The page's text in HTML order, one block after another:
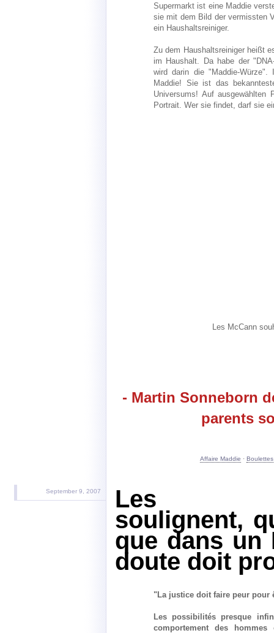
Supermarkt ist eine Maddie
sie mit dem Bild der vermissten
ein Haushaltsreiniger.
Zu dem Haushaltsreiniger heißt
im Haushalt. Da habe der
wird darin die "Maddie-
Maddie! Sie ist das
Universums! Auf ausgewählten
Portrait. Wer sie findet, darf sie
Les McCann
- Martin Sonneborn
parents
Affaire Maddie · Boulettes
September 9, 2007 Les
soulignent,
que dans un
doute doit
"La justice doit faire peur pour
Les possibilités presque
comportement des